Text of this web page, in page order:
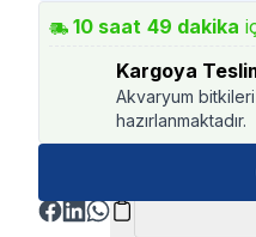
10 saat 49 dakika
Kargoya
Akvaryum
hazırlanmaktadır.